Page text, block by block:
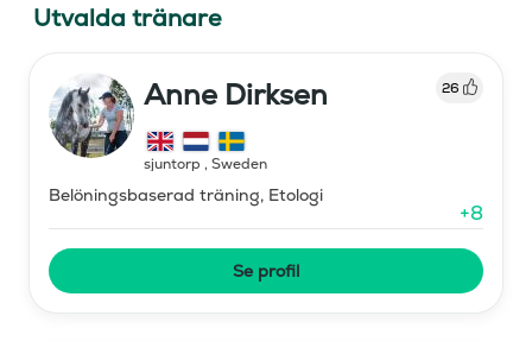
Utvalda tränare
Anne Dirksen 26
sjuntorp , Sweden
Belöningsbaserad träning, Etologi
+8
Se profil